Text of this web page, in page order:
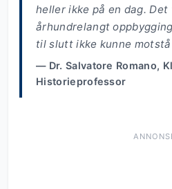
heller ikke på en dag.
århundrelangt
til slutt ikke kunne
— Dr. Salvatore Romano,
Historieprofessor